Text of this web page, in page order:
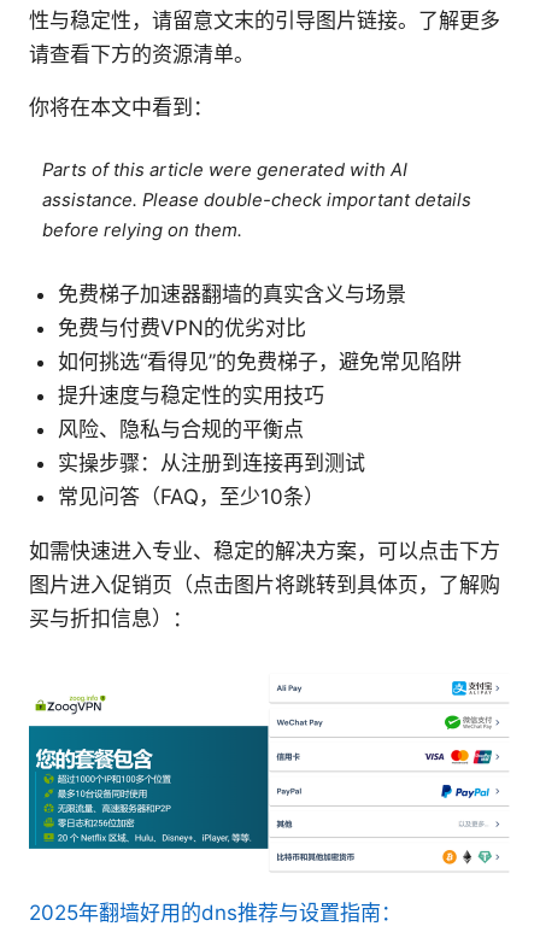
性与稳定性，请留意文末的引导图片链接。了解更多
请查看下方的资源清单。
你将在本文中看到：
Parts of this article were generated with AI
assistance. Please double-check important details
before relying on them.
免费梯子加速器翻墙的真实含义与场景
免费与付费VPN的优劣对比
如何挑选“看得见”的免费梯子，避免常见陷阱
提升速度与稳定性的实用技巧
风险、隐私与合规的平衡点
实操步骤：从注册到连接再到测试
常见问答（FAQ，至少10条）
如需快速进入专业、稳定的解决方案，可以点击下方
图片进入促销页（点击图片将跳转到具体页，了解购
买与折扣信息）：
2025年翻墙好用的dns推荐与设置指南：